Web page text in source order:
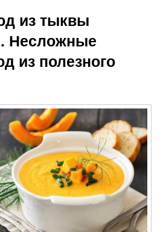
из тыквы
Несложные
из полезного